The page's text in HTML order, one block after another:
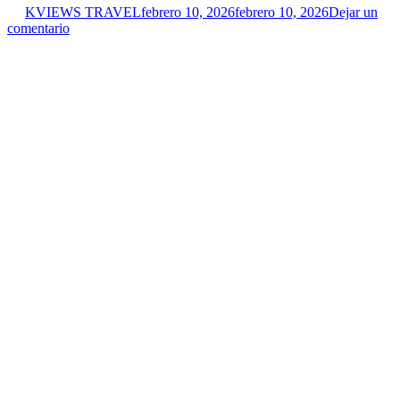
KVIEWS TRAVELfebrero 10, 2026febrero 10, 2026Dejar un
comentario